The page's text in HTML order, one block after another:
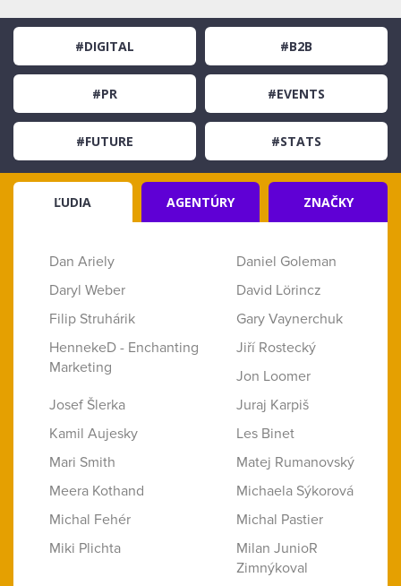
#DIGITAL #B2B
#PR #EVENTS
#FUTURE #STATS
ĽUDIA AGENTÚRY ZNAČKY
Dan Ariely
Daniel Goleman
Daryl Weber
David Lörincz
Filip Struhárik
Gary Vaynerchuk
HennekeD - Enchanting
Marketing
Jiří Rostecký
Jon Loomer
Josef Šlerka
Juraj Karpiš
Kamil Aujesky
Les Binet
Mari Smith
Matej Rumanovský
Meera Kothand
Michaela Sýkorová
Michal Fehér
Michal Pastier
Miki Plichta
Milan JunioR
Zimnýkoval